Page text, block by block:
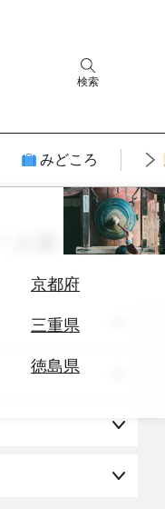
検索
みどころ
京都府
三重県
徳島県
人旅 × 6月 ×